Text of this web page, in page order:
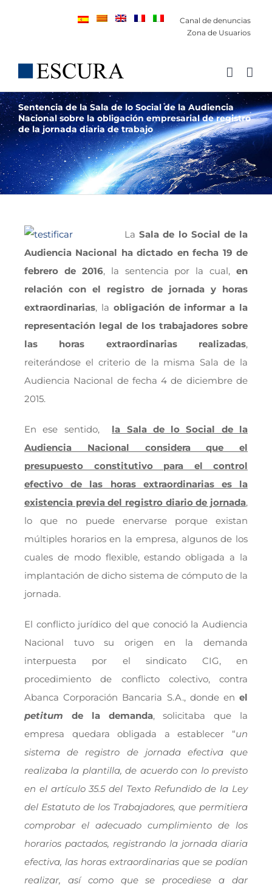
Canal de denuncias
Zona de Usuarios
Sentencia de la Sala de lo Social de la Audiencia
Nacional sobre la obligación empresarial de registro
de la jornada diaria de trabajo
La Sala de lo Social de la
Audiencia Nacional ha dictado en fecha 19 de
febrero de 2016, la sentencia por la cual, en
relación con el registro de jornada y horas
extraordinarias, la obligación de informar a la
representación legal de los trabajadores sobre
las horas extraordinarias realizadas,
reiterándose el criterio de la misma Sala de la
Audiencia Nacional de fecha 4 de diciembre de
2015.
En ese sentido, la Sala de lo Social de la
Audiencia Nacional considera que el
presupuesto constitutivo para el control
efectivo de las horas extraordinarias es la
existencia previa del registro diario de jornada,
lo que no puede enervarse porque existan
múltiples horarios en la empresa, algunos de los
cuales de modo flexible, estando obligada a la
implantación de dicho sistema de cómputo de la
jornada.
El conflicto jurídico del que conoció la Audiencia
Nacional tuvo su origen en la demanda
interpuesta por el sindicato CIG, en
procedimiento de conflicto colectivo, contra
Abanca Corporación Bancaria S.A., donde en el
petitum de la demanda, solicitaba que la
empresa quedara obligada a establecer “un
sistema de registro de jornada efectiva que
realizaba la plantilla, de acuerdo con lo previsto
en el artículo 35.5 del Texto Refundido de la Ley
del Estatuto de los Trabajadores, que permitiera
comprobar el adecuado cumplimiento de los
horarios pactados, registrando la jornada diaria
efectiva, las horas extraordinarias que se podían
realizar, así como que se procediese a dar